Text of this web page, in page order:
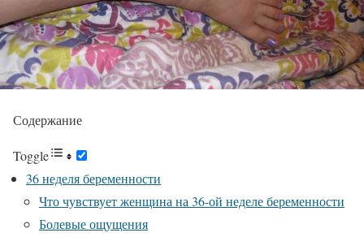
Содержание
Toggle
36 неделя беременности
Что чувствует женщина на 36-ой неделе беременности
Болевые ощущения